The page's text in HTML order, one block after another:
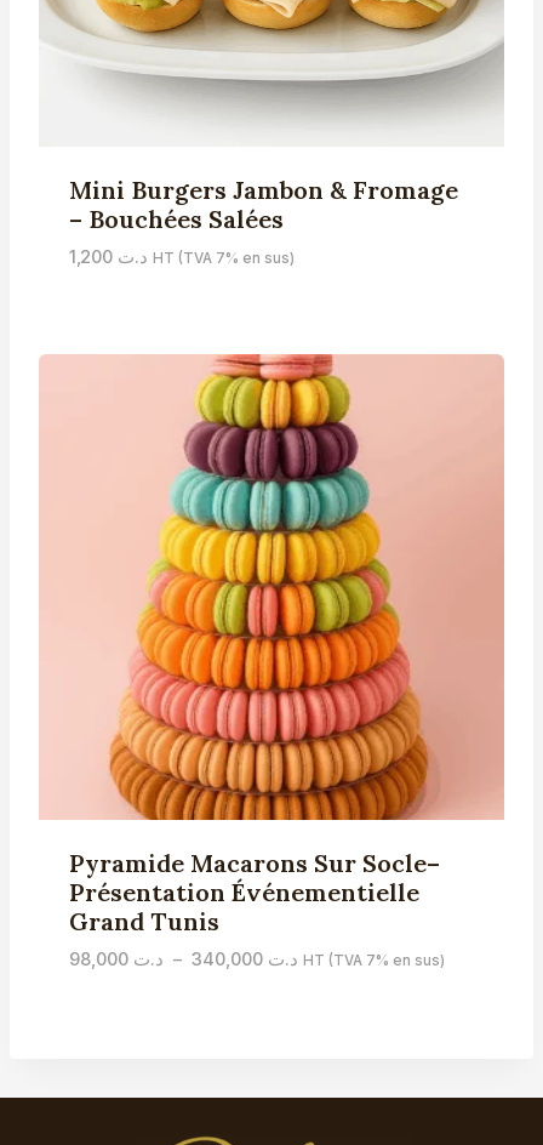
Mini Burgers Jambon & Fromage
– Bouchées Salées
د.ت 1,200 HT (TVA 7% en sus)
Pyramide Macarons Sur Socle–
Présentation Événementielle
Grand Tunis
د.ت 98,000 – د.ت 340,000
Plage
د.ت 340,000
HT (TVA 7% en sus)